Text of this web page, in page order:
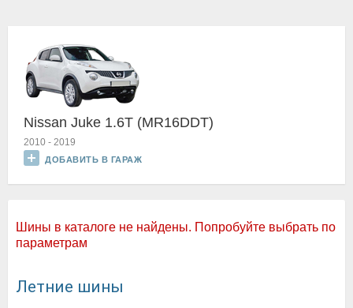
Nissan Juke 1.6T (MR16DDT)
2010 - 2019
ДОБАВИТЬ В ГАРАЖ
Шины в каталоге не найдены. Попробуйте выбрать по
параметрам
Летние шины